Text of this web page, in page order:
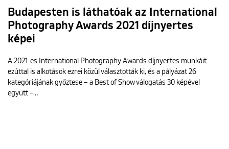
Budapesten is láthatóak az International
Photography Awards 2021 díjnyertes
képei
A 2021-es International Photography Awards díjnyertes munkáit
ezúttal is alkotások ezrei közül választották ki, és a pályázat 26
kategóriájának győztese – a Best of Show válogatás 30 képével
együtt –…